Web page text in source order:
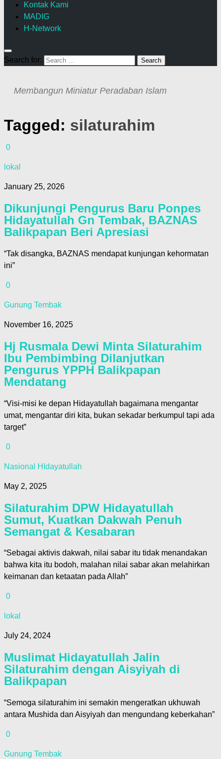
Kontak Kami
MADIG
H-Network
Search for:
Membangun Miniatur Peradaban Islam
Tagged: silaturahim
0
lokal
January 25, 2026
Dikunjungi Pengurus Baru Ponpes
Hidayatullah Gn Tembak, BAZNAS
Balikpapan Beri Apresiasi
“Tak disangka, BAZNAS mendapat kunjungan kehormatan
ini”
0
Gunung Tembak
November 16, 2025
Hj Rusmala Dewi Minta Silaturahim
Ibu Pembimbing Dilanjutkan
Pengurus YPPH Balikpapan
Mendatang
“Visi-misi ke depan Hidayatullah bagaimana mengantar
umat, mengantar diri kita, bukan sekadar berkumpul tapi ada
target”
0
Nasional HIdayatullah
May 2, 2025
Silaturahim DPW Hidayatullah
Sumut, Kuatkan Dakwah Penuh
Semangat & Kesabaran
“Sebagai aktivis dakwah, nilai sabar itu tidak menandakan
bahwa kita itu bodoh, malahan nilai sabar akan melahirkan
keimanan dan ketaatan pada Allah”
0
lokal
July 24, 2024
Muslimat Hidayatullah Jalin
Silaturahim dengan Aisyiyah di
Balikpapan
“Semoga silaturahim ini semakin mengeratkan ukhuwah
antara Mushida dan Aisyiyah dan mengundang keberkahan”
0
Gunung Tembak